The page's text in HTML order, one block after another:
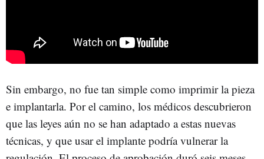
Sin embargo, no fue tan simple como imprimir la pieza
e implantarla. Por el camino, los médicos descubrieron
que las leyes aún no se han adaptado a estas nuevas
técnicas, y que usar el implante podría vulnerar la